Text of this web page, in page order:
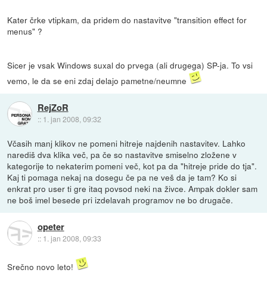
Kater črke vtipkam, da pridem do nastavitve "transition effect for
menus" ?
Sicer je vsak Windows suxal do prvega (ali drugega) SP-ja. To vsi
vemo, le da se eni zdaj delajo pametne/neumne
RejZoR
:: 1. jan 2008, 09:32
Včasih manj klikov ne pomeni hitreje najdenih nastavitev. Lahko
narediš dva klika več, pa če so nastavitve smiselno zložene v
kategorije to nekaterim pomeni več, kot pa da "hitreje pride do tja".
Kaj ti pomaga nekaj na dosegu če pa ne veš da je tam? Ko si
enkrat pro user ti gre itaq povsod neki na živce. Ampak dokler sam
ne boš imel besede pri izdelavah programov ne bo drugače.
opeter
:: 1. jan 2008, 09:33
Srečno novo leto!